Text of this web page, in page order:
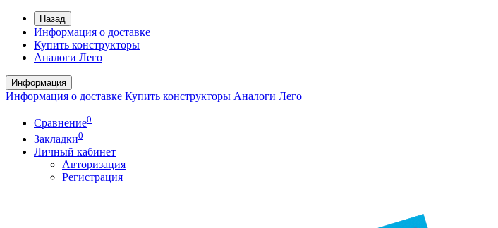
Назад
Информация о доставке
Купить конструкторы
Аналоги Лего
Информация
Информация о доставке Купить конструкторы Аналоги Лего
Сравнение0
Закладки0
Личный кабинет
Авторизация
Регистрация